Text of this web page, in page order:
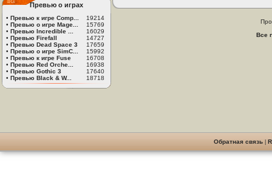
Превью о играх
• Превью к игре Comp...
19214
• Превью о игре Mage...
15769
• Превью Incredible ...
16029
• Превью Firefall
14727
• Превью Dead Space 3
17659
• Превью о игре SimC...
15992
• Превью к игре Fuse
16708
• Превью Red Orche...
16938
• Превью Gothic 3
17640
• Превью Black & W... 18718
Все
Обратная связь